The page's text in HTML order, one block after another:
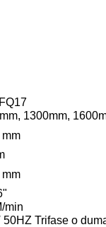
1300mm,
min
50HZ Trifase o